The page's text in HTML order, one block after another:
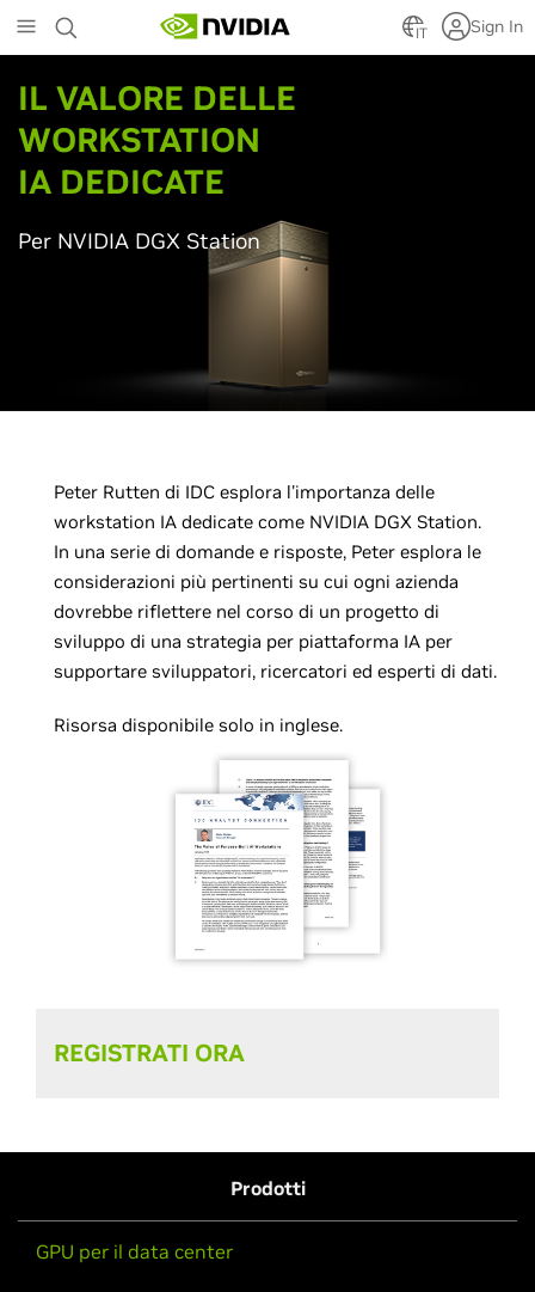
to
main
content
IT Sign In
IL VALORE DELLE
WORKSTATION
IA DEDICATE
Per NVIDIA DGX Station
Peter Rutten di IDC esplora l'importanza delle
workstation IA dedicate come NVIDIA DGX Station.
In una serie di domande e risposte, Peter esplora le
considerazioni più pertinenti su cui ogni azienda
dovrebbe riflettere nel corso di un progetto di
sviluppo di una strategia per piattaforma IA per
supportare sviluppatori, ricercatori ed esperti di dati.
Risorsa disponibile solo in inglese.
REGISTRATI ORA
Prodotti
GPU per il data center